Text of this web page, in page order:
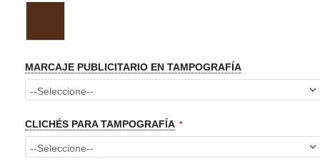
MARCAJE PUBLICITARIO EN TAMPOGRAFÍA
CLICHÉS PARA TAMPOGRAFÍA